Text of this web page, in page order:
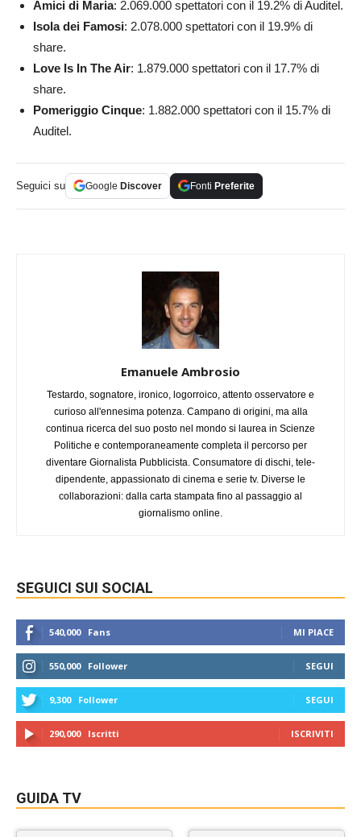
Amici di Maria: 2.069.000 spettatori con il 19.2% di Auditel.
Isola dei Famosi: 2.078.000 spettatori con il 19.9% di
share.
Love Is In The Air: 1.879.000 spettatori con il 17.7% di
share.
Pomeriggio Cinque: 1.882.000 spettatori con il 15.7% di
Auditel.
Seguici su Google Discover Fonti Preferite
Emanuele Ambrosio
Testardo, sognatore, ironico, logorroico, attento osservatore e
curioso all'ennesima potenza. Campano di origini, ma alla
continua ricerca del suo posto nel mondo si laurea in Scienze
Politiche e contemporaneamente completa il percorso per
diventare Giornalista Pubblicista. Consumatore di dischi, tele-
dipendente, appassionato di cinema e serie tv. Diverse le
collaborazioni: dalla carta stampata fino al passaggio al
giornalismo online.
SEGUICI SUI SOCIAL
540,000 Fans MI PIACE
550,000 Follower SEGUI
9,300 Follower SEGUI
290,000 Iscritti ISCRIVITI
GUIDA TV